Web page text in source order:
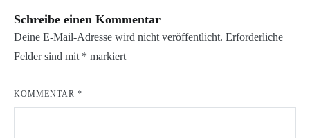
Schreibe einen Kommentar
Deine E-Mail-Adresse wird nicht veröffentlicht. Erforderliche
Felder sind mit * markiert
KOMMENTAR *